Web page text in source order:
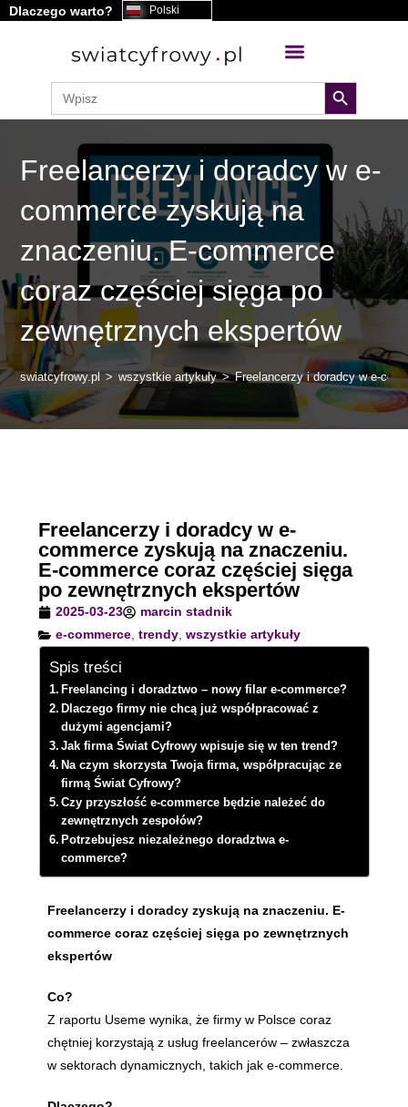
treści
Dlaczego warto? Polski
Search
for:
search button
Freelancerzy i doradcy w e-
commerce zyskują na
znaczeniu. E-commerce
coraz częściej sięga po
zewnętrznych ekspertów
swiatcyfrowy.pl > wszystkie artykuły > Freelancerzy i doradcy w e-
Freelancerzy i doradcy w e-
commerce zyskują na znaczeniu.
E-commerce coraz częściej sięga
po zewnętrznych ekspertów
2025-03-23
marcin stadnik
e-commerce ,trendy ,wszystkie artykuły
Spis treści
Freelancing i doradztwo – nowy filar e-commerce?
Dlaczego firmy nie chcą już współpracować z
dużymi agencjami?
Jak firma Świat Cyfrowy wpisuje się w ten trend?
Na czym skorzysta Twoja firma, współpracując ze
firmą Świat Cyfrowy?
Czy przyszłość e-commerce będzie należeć do
zewnętrznych zespołów?
Potrzebujesz niezależnego doradztwa e-
commerce?
Freelancerzy i doradcy zyskują na znaczeniu. E-
commerce coraz częściej sięga po zewnętrznych
ekspertów
Co?
Z raportu Useme wynika, że firmy w Polsce coraz
chętniej korzystają z usług freelancerów – zwłaszcza
w sektorach dynamicznych, takich jak e-commerce.